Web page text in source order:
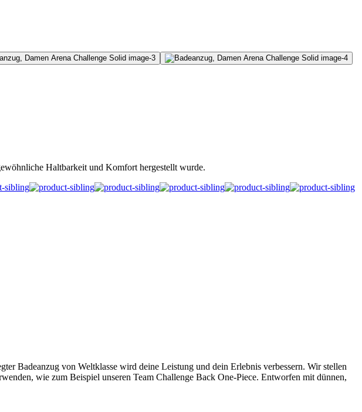
Haltbarkeit und Komfort hergestellt wurde.
Badeanzug von Weltklasse wird deine Leistung und dein Erlebnis verbessern. Wir stellen
wie zum Beispiel unseren Team Challenge Back One-Piece. Entworfen mit dünnen,